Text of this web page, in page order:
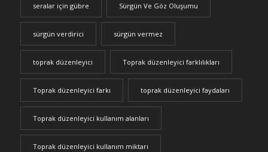
seralar için gübre Sürgün Ve Göz Oluşumu
sürgün verdirici sürgün vermez
toprak düzenleyici Toprak düzenleyici farklılıkları
Toprak düzenleyici farkı toprak düzenleyici faydaları
Toprak düzenleyici kullanım alanları
Toprak düzenleyici kullanım miktarı